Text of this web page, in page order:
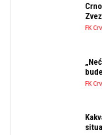
FK
FK